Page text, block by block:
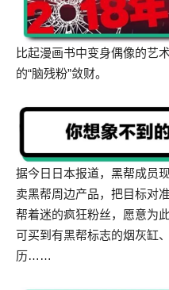
比起漫画书中变身偶像的艺
的“脑残粉”敛财。
据今日日本报道，黑帮成员
卖黑帮周边产品，把目标对
帮着迷的疯狂粉丝，愿意为
可买到有黑帮标志的烟灰缸
历……